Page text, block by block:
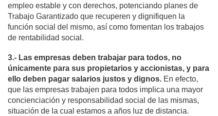
empleo estable y con derechos, potenciando planes de
Trabajo Garantizado que recuperen y dignifiquen la
función social del mismo, así como fomentan los trabajos
de rentabilidad social.
3.- Las empresas deben trabajar para todos, no
únicamente para sus propietarios y accionistas, y para
ello deben pagar salarios justos y dignos. En efecto,
que las empresas trabajen para todos implica una mayor
concienciación y responsabilidad social de las mismas,
situación de la cual estamos a años luz de distancia.